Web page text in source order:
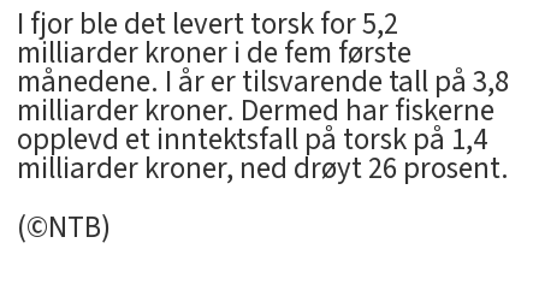
I fjor ble det levert torsk for 5,2
milliarder kroner i de fem første
månedene. I år er tilsvarende tall på 3,8
milliarder kroner. Dermed har fiskerne
opplevd et inntektsfall på torsk på 1,4
milliarder kroner, ned drøyt 26 prosent.
(©NTB)